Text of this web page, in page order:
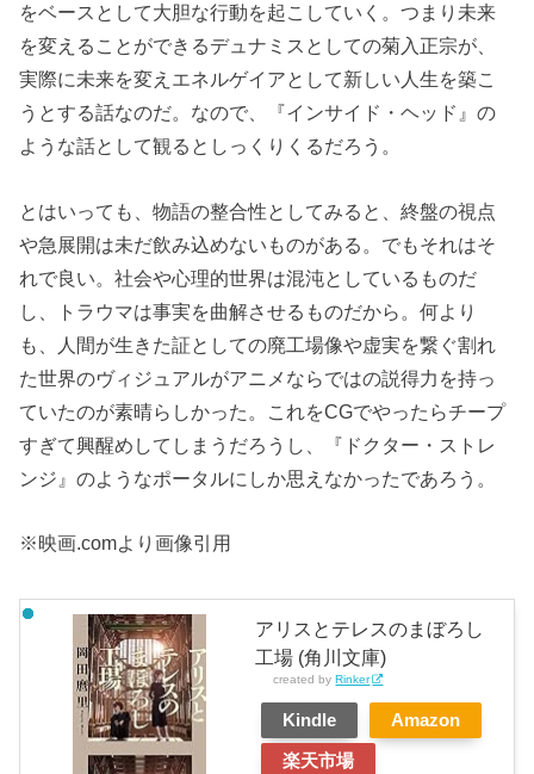
をベースとして大胆な行動を起こしていく。つまり未来
を変えることができるデュナミスとしての菊入正宗が、
実際に未来を変えエネルゲイアとして新しい人生を築こ
うとする話なのだ。なので、『インサイド・ヘッド』の
ような話として観るとしっくりくるだろう。
とはいっても、物語の整合性としてみると、終盤の視点
や急展開は未だ飲み込めないものがある。でもそれはそ
れで良い。社会や心理的世界は混沌としているものだ
し、トラウマは事実を曲解させるものだから。何より
も、人間が生きた証としての廃工場像や虚実を繋ぐ割れ
た世界のヴィジュアルがアニメならではの説得力を持っ
ていたのが素晴らしかった。これをCGでやったらチープ
すぎて興醒めしてしまうだろうし、『ドクター・ストレ
ンジ』のようなポータルにしか思えなかったであろう。
※映画.comより画像引用
アリスとテレスのまぼろし
工場 (角川文庫)
created byRinker
Kindle Amazon
楽天市場